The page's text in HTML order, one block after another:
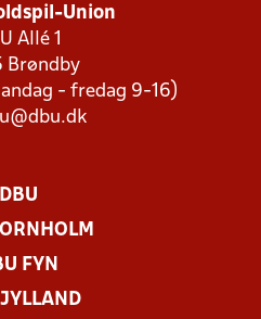
Union
Allé 1
Brøndby
- fredag 9-16)
DBU
FYN